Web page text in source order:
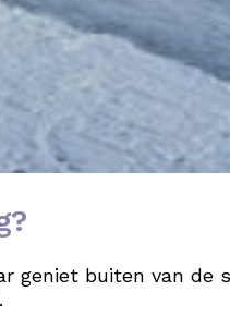
geniet buiten van de